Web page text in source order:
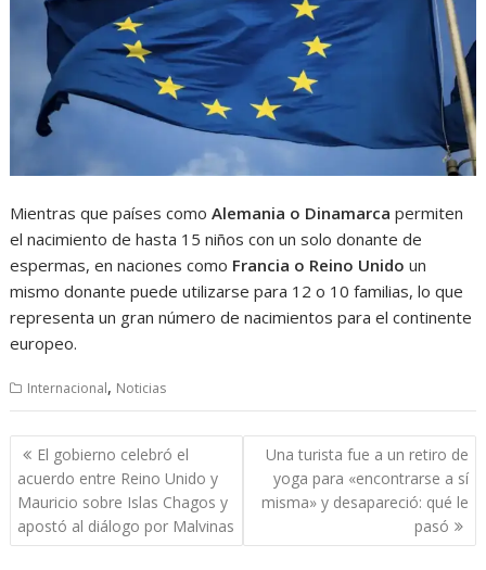
Mientras que países comoAlemania o Dinamarca permiten
el nacimiento de hasta 15 niños con un solo donante de
espermas, en naciones como Francia o Reino Unido un
mismo donante puede utilizarse para 12 o 10 familias, lo que
representa un gran número de nacimientos para el continente
europeo.
Internacional, Noticias
Navegación
de
entradas
El gobierno celebró el
acuerdo entre Reino Unido y
Mauricio sobre Islas Chagos y
apostó al diálogo por Malvinas
Una turista fue a un retiro de
yoga para «encontrarse a sí
misma» y desapareció: qué le
pasó